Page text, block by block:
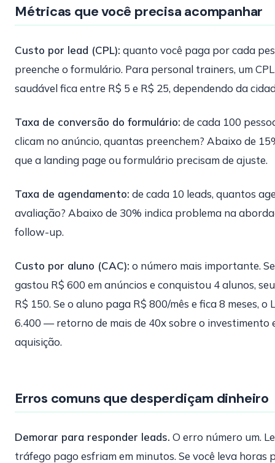
Métricas que você precisa acompanhar
Custo por lead (CPL): quanto você paga por cada
preenche o formulário. Para personal trainers, um CPL
saudável fica entre R$ 5 e R$ 25, dependendo da
Taxa de conversão do formulário: de cada 100
clicam no anúncio, quantas preenchem? Abaixo de
que a landing page ou formulário precisam de ajuste.
Taxa de agendamento: de cada 10 leads, quantos
avaliação? Abaixo de 30% indica problema na
follow-up.
Custo por aluno (CAC): o número mais importante.
gastou R$ 600 em anúncios e conquistou 4 alunos,
R$ 150. Se o aluno paga R$ 800/mês e fica 8 meses, o
6.400 — retorno de mais de 40x sobre o investimento
aquisição.
Erros comuns que desperdiçam dinheiro
Demorar para responder leads. O erro número um.
tráfego pago esfriam em minutos. Se você leva horas